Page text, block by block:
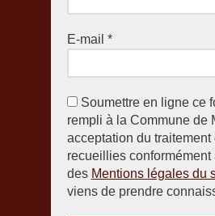
E-mail *
Soumettre en ligne ce
rempli à la Commune de
acceptation du
recueillies conformément
des Mentions légales du
viens de prendre